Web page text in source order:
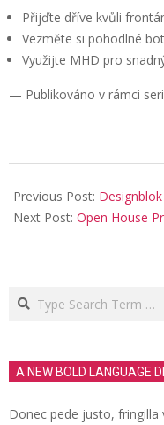
Přijďte dříve kvůli
Vezměte si pohodlné
Využijte MHD pro
— Publikováno v rámci
06-
08
Previous Post:
Next Post: Open House
Search
A NEW BOLD LANGUAGE
Donec pede justo, fringilla